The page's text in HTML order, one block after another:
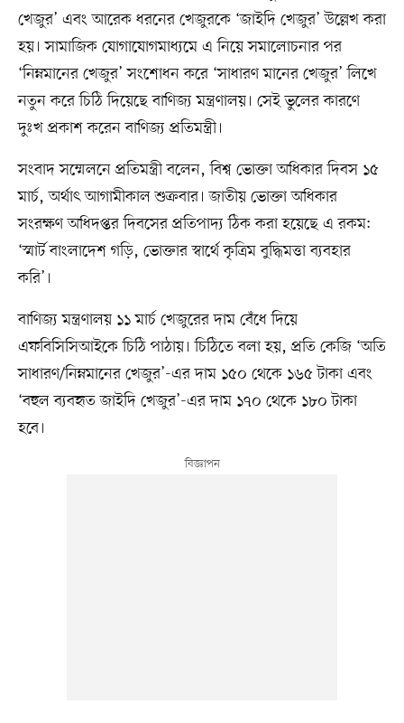
খেজুর’ এবং আরেক ধরনের খেজুরকে ‘জাইদি খেজুর’ উল্লেখ করা
হয়। সামাজিক যোগাযোগমাধ্যমে এ নিয়ে সমালোচনার পর
‘নিম্নমানের খেজুর’ সংশোধন করে ‘সাধারণ মানের খেজুর’ লিখে
নতুন করে চিঠি দিয়েছে বাণিজ্য মন্ত্রণালয়। সেই ভুলের কারণে
দুঃখ প্রকাশ করেন বাণিজ্য প্রতিমন্ত্রী।
সংবাদ সম্মেলনে প্রতিমন্ত্রী বলেন, বিশ্ব ভোক্তা অধিকার দিবস ১৫
মার্চ, অর্থাৎ আগামীকাল শুক্রবার। জাতীয় ভোক্তা অধিকার
সংরক্ষণ অধিদপ্তর দিবসের প্রতিপাদ্য ঠিক করা হয়েছে এ রকম:
‘স্মার্ট বাংলাদেশ গড়ি, ভোক্তার স্বার্থে কৃত্রিম বুদ্ধিমত্তা ব্যবহার
করি’।
বাণিজ্য মন্ত্রণালয় ১১ মার্চ খেজুরের দাম বেঁধে দিয়ে
এফবিসিসিআইকে চিঠি পাঠায়। চিঠিতে বলা হয়, প্রতি কেজি ‘অতি
সাধারণ/নিম্নমানের খেজুর’-এর দাম ১৫০ থেকে ১৬৫ টাকা এবং
‘বহুল ব্যবহৃত জাইদি খেজুর’-এর দাম ১৭০ থেকে ১৮০ টাকা
হবে।